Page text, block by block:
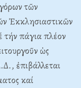
τῶν
Ἐκκλησιαστικῶν
πάγια πλέον
ὡς
ἐπιβάλλεται
καί